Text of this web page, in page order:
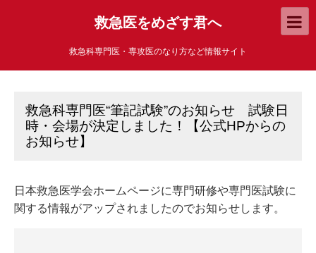
救急医をめざす君へ
救急科専門医・専攻医のなり方など情報サイト
救急科専門医“筆記試験”のお知らせ 試験日
時・会場が決定しました！【公式HPからの
お知らせ】
日本救急医学会ホームページに専門研修や専門医試験に
関する情報がアップされましたのでお知らせします。